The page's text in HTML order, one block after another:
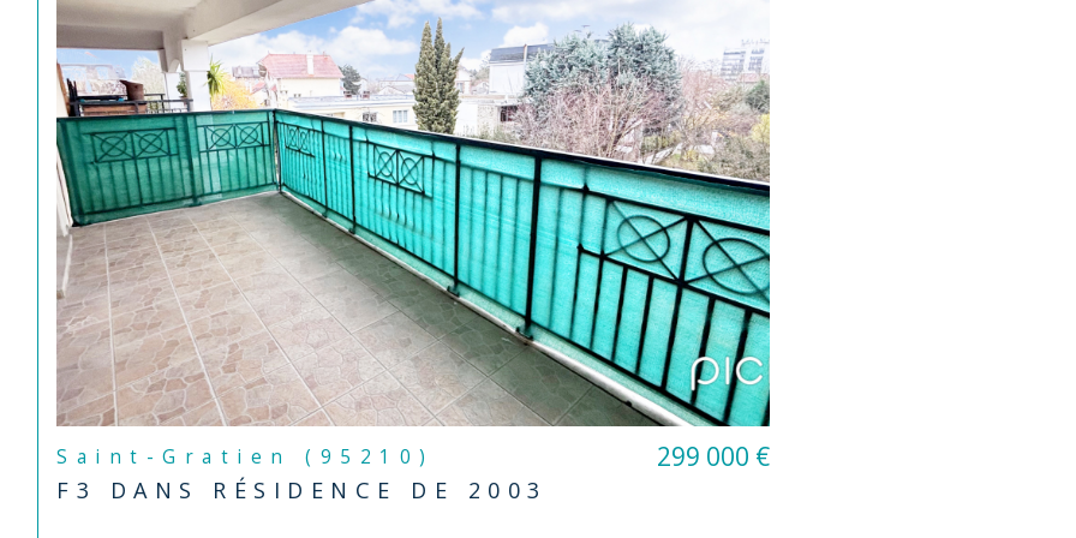
Saint-Gratien (95210)
F3 DANS RÉSIDENCE DE 2003
299 000 €